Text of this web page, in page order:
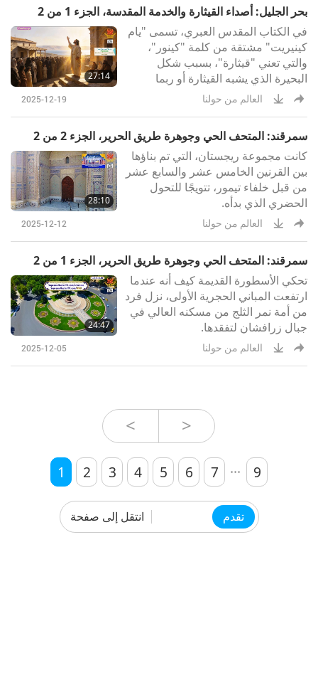
بحر الجليل: أصداء القيثارة والخدمة المقدسة، الجزء 1 من 2
27:14
في الكتاب المقدس العبري، تسمى "يام
كينيريت" مشتقة من كلمة "كينور"،
والتي تعني "قيثارة"، بسبب شكل
البحيرة الذي يشبه القيثارة أو ربما
الصوت الموسيقي لنسيمها.
2025-12-19 العالم من حولنا
سمرقند: المتحف الحي وجوهرة طريق الحرير، الجزء 2 من 2
28:10
كانت مجموعة ريجستان، التي تم بناؤها
بين القرنين الخامس عشر والسابع عشر
من قبل خلفاء تيمور، تتويجًا للتحول
الحضري الذي بدأه.
2025-12-12 العالم من حولنا
سمرقند: المتحف الحي وجوهرة طريق الحرير، الجزء 1 من 2
24:47
تحكي الأسطورة القديمة كيف أنه عندما
ارتفعت المباني الحجرية الأولى، نزل فرد
من أمة نمر الثلج من مسكنه العالي في
جبال زرافشان لتفقدها.
2025-12-05 العالم من حولنا
< >
1 2 3 4 5 6 7 ... 9
انتقل إلى صفحة تقدم